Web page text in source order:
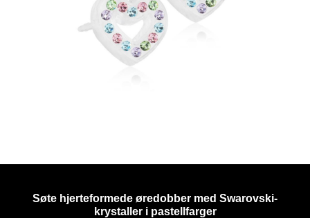
Søte hjerteformede øredobber med Swarovski-
krystaller i pastellfarger